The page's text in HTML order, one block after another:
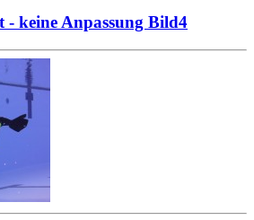
- keine Anpassung Bild4